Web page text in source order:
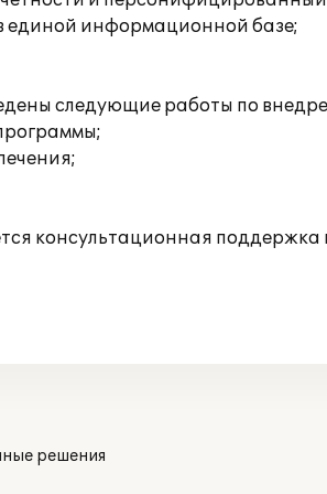
единой информационной базе;
следующие работы по
консультационная поддержка
решения